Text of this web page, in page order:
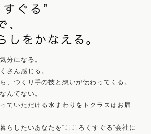
分になる。
さん感じる。
、つくり手の技と想いが伝わってくる。
んてない。
ていただける水まわりをトクラスはお届
らしたいあなたを“こころくすぐる”会社に